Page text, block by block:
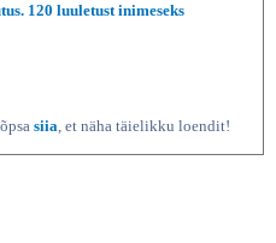
120 luuletust inimeseks
siia, et näha täielikku loendit!